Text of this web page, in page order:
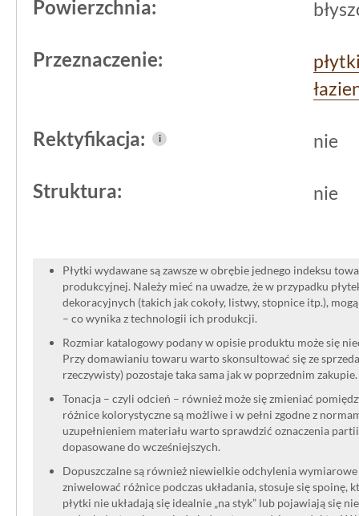
zastosować do wykończenia ścian
wokół umywalki czy w strefie
Powierzchnia:
Przeznaczenie:
Rektyfikacja: i nie
Struktura: nie
Płytki wydawane są zawsze w obrębie jednego indeksu
produkcyjnej. Należy mieć na uwadze, że w przypadku
dekoracyjnych (takich jak cokoły, listwy, stopnice itp.),
– co wynika z technologii ich produkcji.
Rozmiar katalogowy podany w opisie produktu może się
Przy domawianiu towaru warto skonsultować się ze
rzeczywisty) pozostaje taka sama jak w poprzednim zakupie.
Tonacja – czyli odcień – również może się zmieniać
różnice kolorystyczne są możliwe i w pełni zgodne z
uzupełnieniem materiału warto sprawdzić oznaczenia
dopasowane do wcześniejszych.
Dopuszczalne są również niewielkie odchylenia
zniwelować różnice podczas układania, stosuje się spoinę,
płytki nie układają się idealnie „na styk” lub pojawiają się